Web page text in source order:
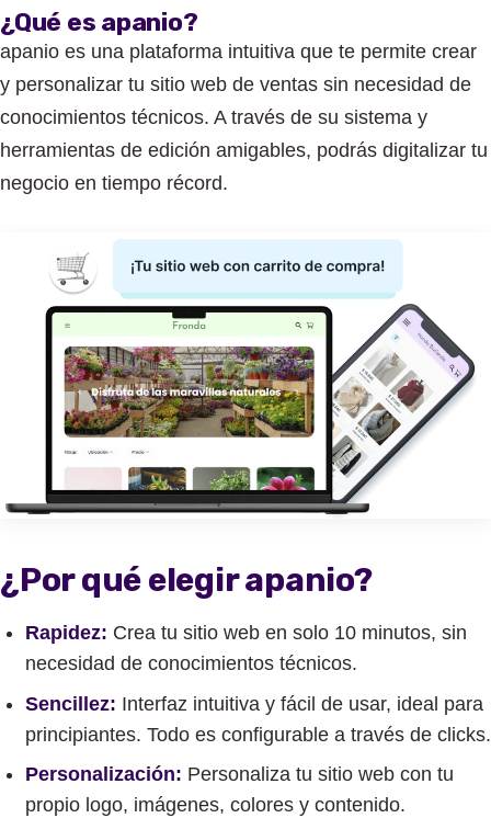
¿Qué es apanio?
apanio es una plataforma intuitiva que te permite crear
y personalizar tu sitio web de ventas sin necesidad de
conocimientos técnicos. A través de su sistema y
herramientas de edición amigables, podrás digitalizar tu
negocio en tiempo récord.
¿Por qué elegir apanio?
Rapidez: Crea tu sitio web en solo 10 minutos, sin
necesidad de conocimientos técnicos.
Sencillez: Interfaz intuitiva y fácil de usar, ideal para
principiantes. Todo es configurable a través de clicks.
Personalización: Personaliza tu sitio web con tu
propio logo, imágenes, colores y contenido.